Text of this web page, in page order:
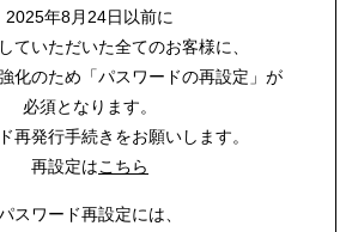
2025年8月24日以前に
ていただいた全てのお客様に、
化のため「パスワードの再設定」が
必須となります。
再発行手続きをお願いします。
再設定はこちら
スワード再設定には、